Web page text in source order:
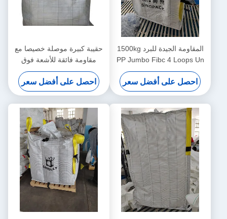
المقاومة الجيدة للبرد 1500kg
PP Jumbo Fibc 4 Loops Un
أكياس حزم غير معتمدة لنقل
البضائع الكبيرة الثقيلة
احصل على أفضل سعر
حقيبة كبيرة موصلة خصيصا مع
مقاومة فائقة للأشعة فوق
البنفسجية ومقاومة للتآكل
احصل على أفضل سعر